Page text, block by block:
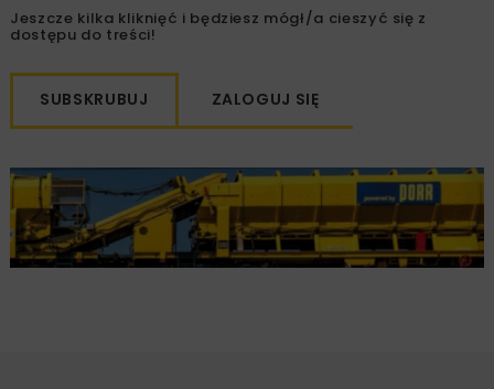
Jeszcze kilka kliknięć i będziesz mógł/a cieszyć się z
dostępu do treści!
SUBSKRUBUJ ZALOGUJ SIĘ